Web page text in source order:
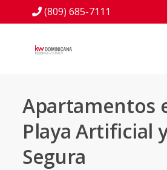
(809) 685-7111
Apartamentos
Playa Artificial
Segura